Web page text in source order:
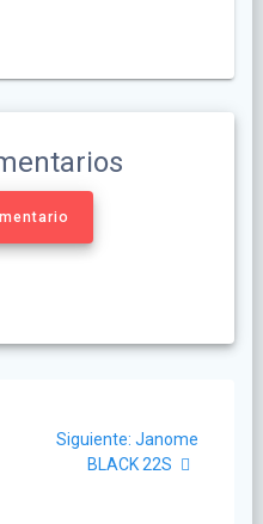
Siguiente: Janome
BLACK 22S